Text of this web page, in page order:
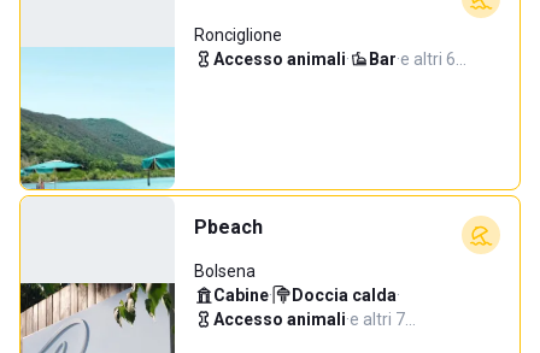
Ronciglione
Accesso animali· Bar·e altri 6…
Pbeach
Bolsena
Cabine· Doccia calda·
Accesso animali·e altri 7…